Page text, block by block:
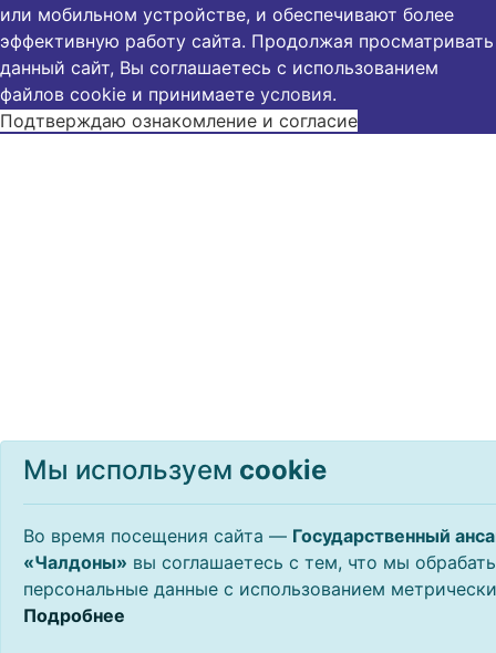
Мы используем сookie
Во время посещения сайта — Государственный
«Чалдоны» вы соглашаетесь с тем, что мы
персональные данные с использованием
Подробнее
или мобильном устройстве, и обеспечивают более
эффективную работу сайта. Продолжая просматривать
данный сайт, Вы соглашаетесь с использованием
файлов cookie и принимаете условия.
Подтверждаю ознакомление и согласие